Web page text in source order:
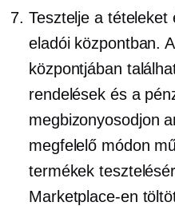
Tesztelje a tételeket
eladói központban.
központjában
rendelések és a
megbizonyosodjon
megfelelő módon
termékek
Marketplace-en